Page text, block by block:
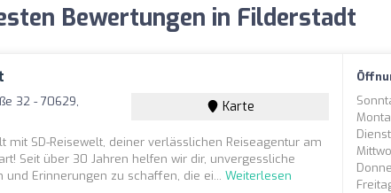
Bewertungen in Filderstadt
32 - 70629,
Karte
mit SD-Reisewelt, deiner verlässlichen Reiseagentur am
Seit über 30 Jahren helfen wir dir, unvergessliche
und Erinnerungen zu schaffen, die ei...Weiterlesen